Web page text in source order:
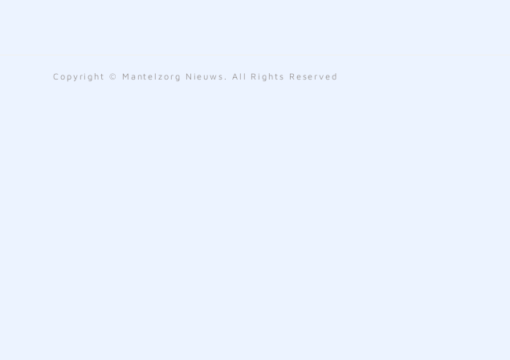
Copyright © Mantelzorg Nieuws. All Rights Reserved